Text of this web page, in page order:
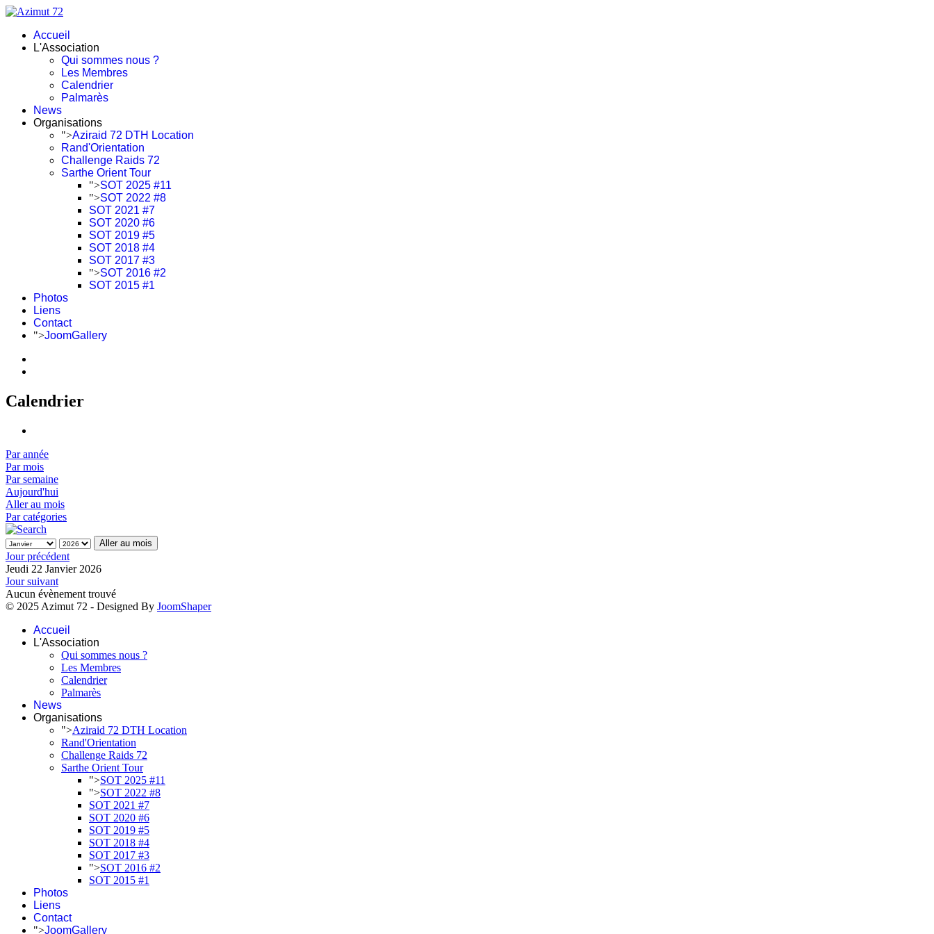
Accueil
L'Association
Qui sommes nous ?
Les Membres
Calendrier
Palmarès
News
Organisations
">Aziraid 72 DTH Location
Rand'Orientation
Challenge Raids 72
Sarthe Orient Tour
">SOT 2025 #11
">SOT 2022 #8
SOT 2021 #7
SOT 2020 #6
SOT 2019 #5
SOT 2018 #4
SOT 2017 #3
">SOT 2016 #2
SOT 2015 #1
Photos
Liens
Contact
">JoomGallery
Calendrier
Par année
Par mois
Par semaine
Aujourd'hui
Aller au mois
Par catégories
Aller au mois
Jour précédent
Jeudi 22 Janvier 2026
Jour suivant
Aucun évènement trouvé
© 2025 Azimut 72 - Designed By JoomShaper
Accueil
L'Association
Qui sommes nous ?
Les Membres
Calendrier
Palmarès
News
Organisations
">Aziraid 72 DTH Location
Rand'Orientation
Challenge Raids 72
Sarthe Orient Tour
">SOT 2025 #11
">SOT 2022 #8
SOT 2021 #7
SOT 2020 #6
SOT 2019 #5
SOT 2018 #4
SOT 2017 #3
">SOT 2016 #2
SOT 2015 #1
Photos
Liens
Contact
">JoomGallery